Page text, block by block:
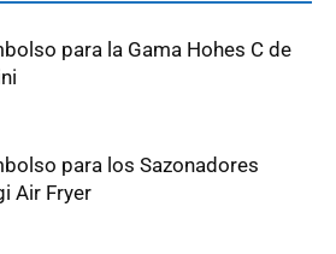
para la Gama Hohes C de
para los Sazonadores
Air Fryer